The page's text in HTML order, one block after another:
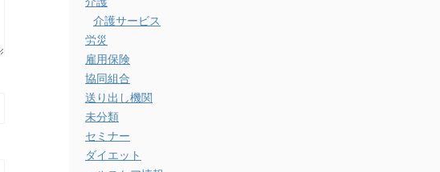
介護サービス
労災
雇用保険
協同組合
送り出し機関
未分類
セミナー
ダイエット